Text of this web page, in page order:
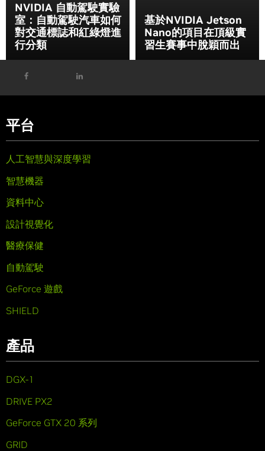
NVIDIA 自動駕駛實驗
室：自動駕駛汽車如何
對交通標誌和紅綠燈進
行分類
基於NVIDIA Jetson
Nano的項目在頂級實
習生賽事中脫穎而出
平台
人工智慧與深度學習
智慧機器
資料中心
設計視覺化
醫療保健
自動駕駛
GeForce 遊戲
SHIELD
產品
DGX-1
DRIVE PX2
GeForce GTX 20 系列
GRID